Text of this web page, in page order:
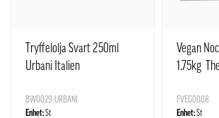
Tryffelolja Svart 250ml
Urbani Italien
BW0029-URBANI
Enhet:St
Vegan
1.75kg
FVEG0008
Enhet:St